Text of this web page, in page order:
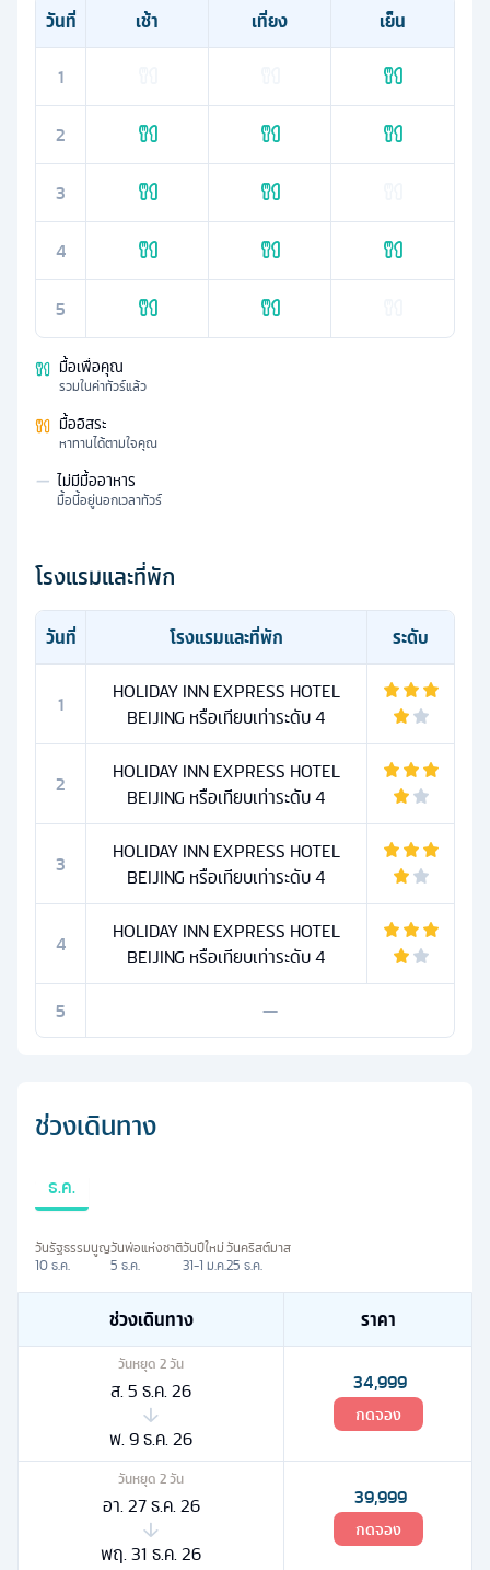
วันที่ เช้า เที่ยง
เย็น
1
2
3
4
5
มื้อเพื่อคุณ
รวมในค่าทัวร์แล้ว
มื้ออิสระ
หาทานได้ตามใจคุณ
— ไม่มีมื้ออาหาร
มื้อนี้อยู่นอกเวลาทัวร์
โรงแรมและที่พัก
วันที่ โรงแรมและที่พัก ระดับ
1
HOLIDAY INN EXPRESS HOTEL
BEIJING หรือเทียบเท่าระดับ 4
2
HOLIDAY INN EXPRESS HOTEL
BEIJING หรือเทียบเท่าระดับ 4
3
HOLIDAY INN EXPRESS HOTEL
BEIJING หรือเทียบเท่าระดับ 4
4
HOLIDAY INN EXPRESS HOTEL
BEIJING หรือเทียบเท่าระดับ 4
5
—
ช่วงเดินทาง
ธ.ค.
วันรัฐธรรมนูญ
10 ธ.ค.
วันพ่อแห่งชาติ
5 ธ.ค.
วันปีใหม่
31-1 ม.ค.
วันคริสต์มาส
25 ธ.ค.
ช่วงเดินทาง ราคา
วันหยุด 2วัน
ส. 5 ธ.ค. 26
พ. 9 ธ.ค. 26
34,999
กดจอง
วันหยุด 2วัน
อา. 27 ธ.ค. 26
พฤ. 31 ธ.ค. 26
39,999
กดจอง